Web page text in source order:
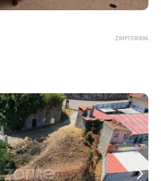
ZMPT591896